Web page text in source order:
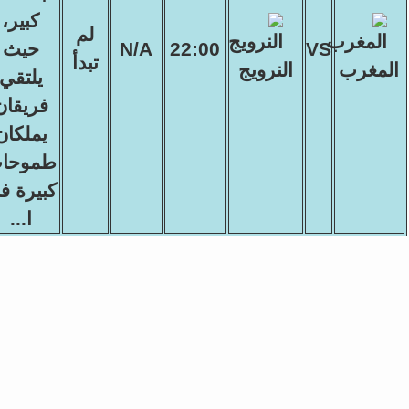
المغرب
VS
النرويج
22:00
N/A
لم
تبدأ
كبير،
حيث
كبيرة
ا...